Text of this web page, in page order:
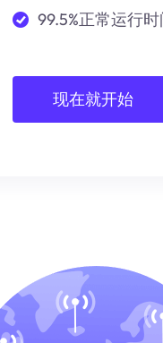
99.5%正常运行时
现在就开始